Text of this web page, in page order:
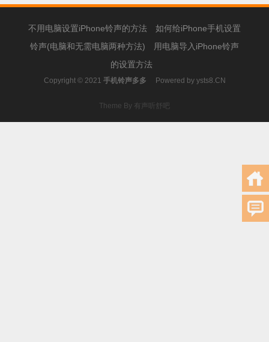
不用电脑设置iPhone铃声的方法
如何给iPhone手机设置
铃声(电脑和无需电脑两种方法)
用电脑导入iPhone铃声
的设置方法
Copyright © 2021 手机铃声多多 Powered by ysts8.CN
Theme By 有声听舒吧